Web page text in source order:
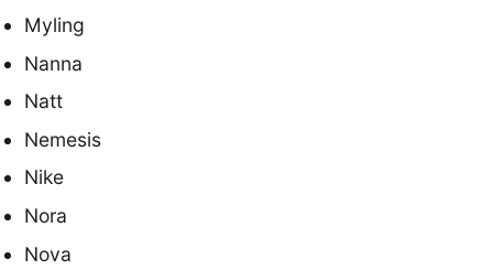
Myling
Nanna
Natt
Nemesis
Nike
Nora
Nova